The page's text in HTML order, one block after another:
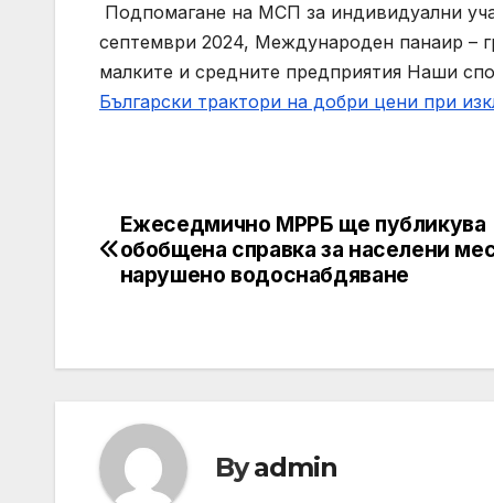
Подпомагане на МСП за индивидуални
септември 2024, Международен панаир –
малките и средните предприятия Наши
Български трактори на добри цени при
Post
navigation
Ежеседмично МРРБ ще публикува
обобщена справка за населени
нарушено водоснабдяване
Byadmin